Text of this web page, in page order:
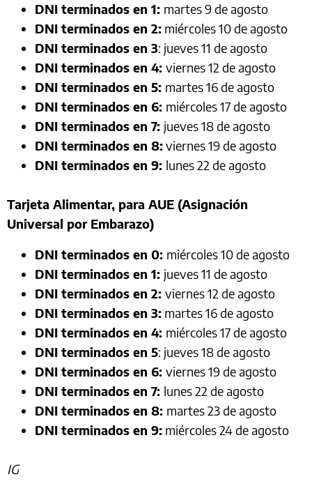
DNI terminados en 1: martes 9 de agosto
DNI terminados en 2: miércoles 10 de agosto
DNI terminados en 3: jueves 11 de agosto
DNI terminados en 4: viernes 12 de agosto
DNI terminados en 5: martes 16 de agosto
DNI terminados en 6: miércoles 17 de agosto
DNI terminados en 7: jueves 18 de agosto
DNI terminados en 8:viernes 19 de agosto
DNI terminados en 9: lunes 22 de agosto
Tarjeta Alimentar, para AUE (Asignación
Universal por Embarazo)
DNI terminados en 0: miércoles 10 de agosto
DNI terminados en 1: jueves 11 de agosto
DNI terminados en 2: viernes 12 de agosto
DNI terminados en 3: martes 16 de agosto
DNI terminados en 4: miércoles 17 de agosto
DNI terminados en 5: jueves 18 de agosto
DNI terminados en 6: viernes 19 de agosto
DNI terminados en 7: lunes 22 de agosto
DNI terminados en 8: martes 23 de agosto
DNI terminados en 9: miércoles 24 de agosto
IG